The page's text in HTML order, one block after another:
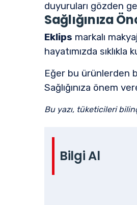
duyuruları gözden
Sağlığınıza
Eklips markalı
hayatımızda
Eğer bu ürünlerden
Sağlığınıza önem
Bu yazı, tüketicileri
Bilgi Al